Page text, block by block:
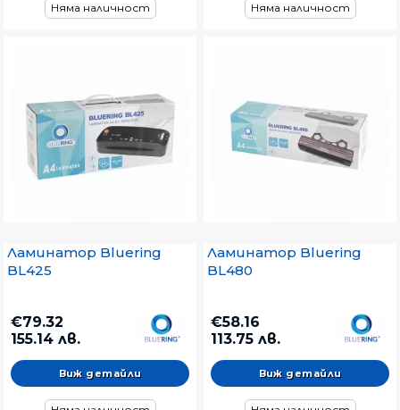
Няма наличност Няма наличност
Ламинатор Bluering
BL425
€79.32
155.14 лв.
Виж детайли
Ламинатор Bluering
BL480
€58.16
113.75 лв.
Виж детайли